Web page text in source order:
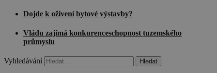
Dojde k oživení bytové výstavby?
Vládu zajímá konkurenceschopnost tuzemského
průmyslu
Vyhledávání Nezbytně nutné soubory cookie umožňují
základní funkce webových stránek, jako je